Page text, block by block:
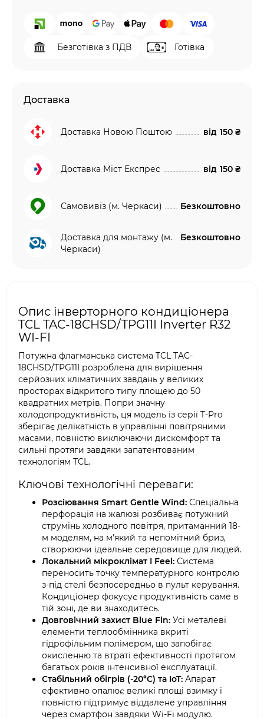
Безготівка з ПДВ Готівка
Доставка
Доставка Новою Поштою від 150 ₴
Доставка Міст Експрес від 150 ₴
Самовивіз (м. Черкаси) Безкоштовно
Доставка для монтажу (м.
Черкаси)
Безкоштовно
Опис інверторного кондиціонера
TCL TAC-18CHSD/TPG11I Inverter R32
WI-FI
Потужна флагманська система TCL TAC-
18CHSD/TPG11I розроблена для вирішення
серйозних кліматичних завдань у великих
просторах відкритого типу площею до 50
квадратних метрів. Попри значну
холодопродуктивність, ця модель із серії T-Pro
зберігає делікатність в управлінні повітряними
масами, повністю виключаючи дискомфорт та
сильні протяги завдяки запатентованим
технологіям TCL.
Ключові технологічні переваги:
Розсіювання Smart Gentle Wind: Спеціальна
перфорація на жалюзі розбиває потужний
струмінь холодного повітря, притаманний 18-
м моделям, на м'який та непомітний бриз,
створюючи ідеальне середовище для людей.
Локальний мікроклімат I Feel: Система
переносить точку температурного контролю
з-під стелі безпосередньо в пульт керування.
Кондиціонер фокусує продуктивність саме в
тій зоні, де ви знаходитесь.
Довговічний захист Blue Fin: Усі металеві
елементи теплообмінника вкриті
гідрофільним полімером, що запобігає
окисленню та втраті ефективності протягом
багатьох років інтенсивної експлуатації.
Стабільний обігрів (-20°C) та IoT: Апарат
ефективно опалює великі площі взимку і
повністю підтримує віддалене управління
через смартфон завдяки Wi-Fi модулю.